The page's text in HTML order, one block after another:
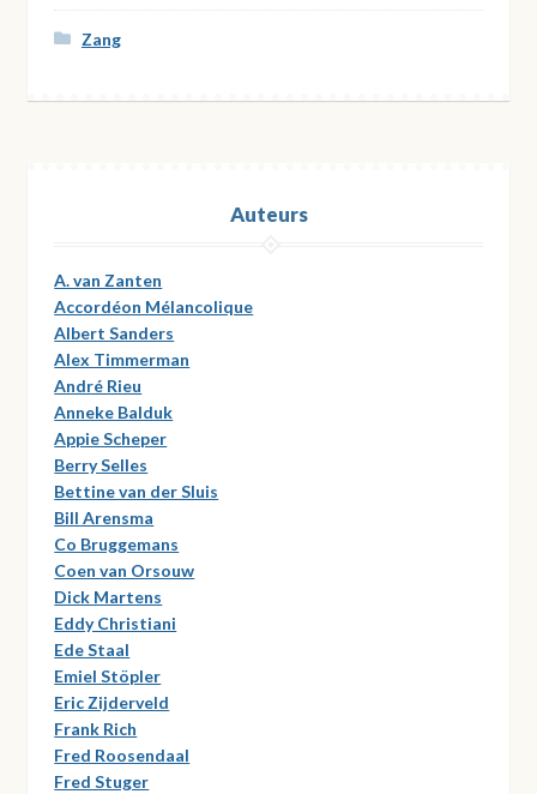
Zang
Auteurs
A. van Zanten
Accordéon Mélancolique
Albert Sanders
Alex Timmerman
André Rieu
Anneke Balduk
Appie Scheper
Berry Selles
Bettine van der Sluis
Bill Arensma
Co Bruggemans
Coen van Orsouw
Dick Martens
Eddy Christiani
Ede Staal
Emiel Stöpler
Eric Zijderveld
Frank Rich
Fred Roosendaal
Fred Stuger